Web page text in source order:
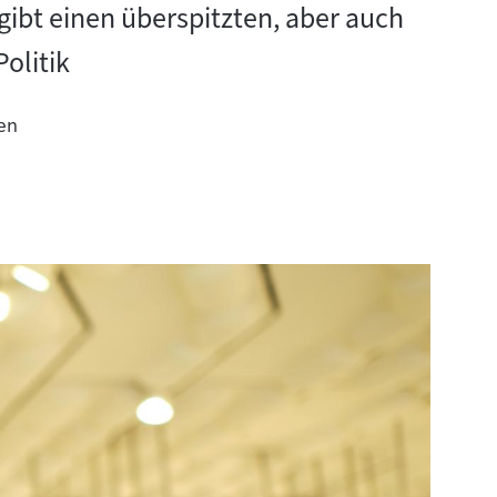
einen überspitzten, aber auch